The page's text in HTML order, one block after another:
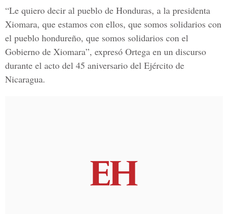
“Le quiero decir al pueblo de Honduras, a la presidenta
Xiomara, que estamos con ellos, que somos solidarios con
el pueblo hondureño, que somos solidarios con el
Gobierno de Xiomara”, expresó Ortega en un discurso
durante el acto del 45 aniversario del Ejército de
Nicaragua.